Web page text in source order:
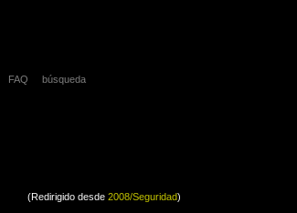
(Redirigido desde2008/Seguridad)
FAQ búsqueda